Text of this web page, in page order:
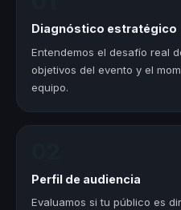
Diagnóstico estratégico
Entendemos el desafío real
objetivos del evento y el
equipo.
Perfil de audiencia
Evaluamos si tu público es